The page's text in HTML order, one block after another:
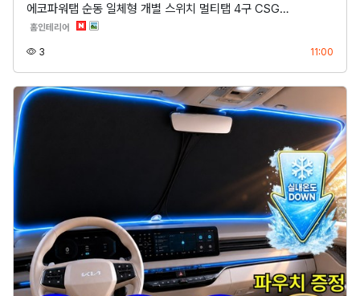
에코파워탭 순동 일체형 개별 스위치 멀티탭 4구 CSG…
홈인테리어 분류
3 11:00